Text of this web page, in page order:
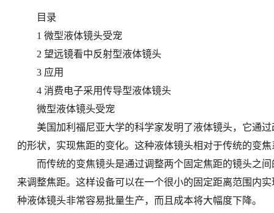
目录
1 微型液体镜头受宠
2 望远镜看中反射型液体镜头
3 应用
4 消费电子采用传导型液体镜头
微型液体镜头受宠
美国加利福尼亚大学的科学家发明了液体镜头，它通过
的形状，实现焦距的变化。这种液体镜头相对于传统的变
而传统的变焦镜头是通过调整两个固定焦距的镜头之间
来调整焦距。这样设备可以在一个很小的固定距离范围内
种液体镜头非常容易批量生产，而且成本将大幅度下降。